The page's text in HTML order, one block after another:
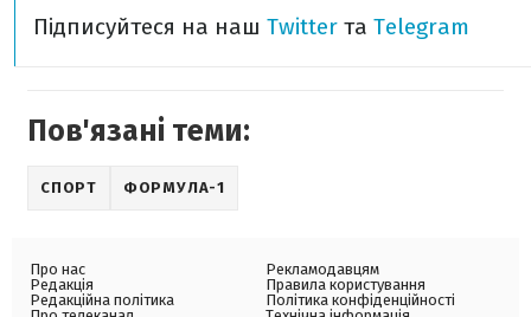
Підписуйтеся на наш Twitter та Telegram
Пов'язані теми:
СПОРТ ФОРМУЛА-1
Про нас
Редакція
Редакційна політика
Рекламодавцям
Правила користування
Політика конфіденційності